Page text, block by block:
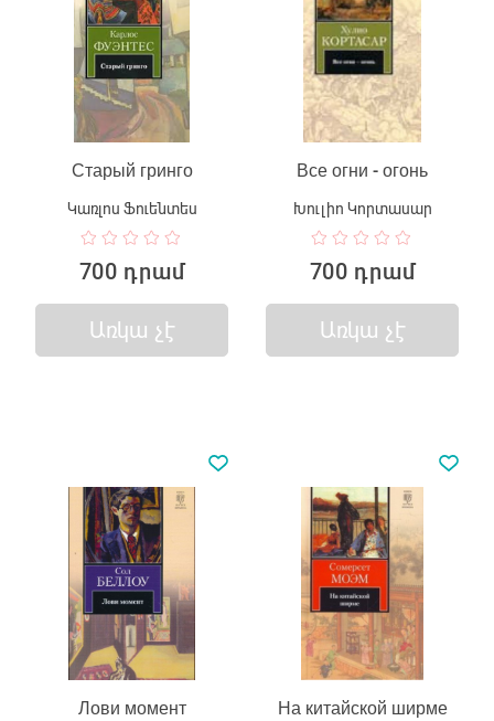
Старый гринго
Կառլոս Ֆուենտես
700 դրամ
Առկա չէ
Все огни - огонь
Խուլիո Կորտասար
700 դրամ
Առկա չէ
Лови момент На китайской ширме